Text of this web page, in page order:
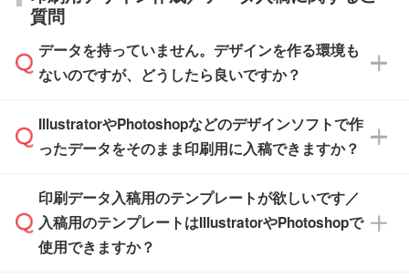
ル」に注文予定日をご入力いただくと、おおよ
その締切日や出荷目安をご確認いただけます。
品が決まりましたらお早めのご発注をお願いい
たします。
※土日祝日を除く営業日換算です。
※沖縄・離島は追加日数がかかります。
※最短出荷日は商品によって異なります。各商
品ページにてご確認ください
【袋入り】 商品がひとつずつ袋に入っていま
す。(透明袋、デザイン袋など)
【個包装なし】 個包装がされていない状態で
※化粧箱から白箱への入れ替えや、オリジナル
箱の作成は原則承っておりません。
直接納品は行っておりませんので予めご了承く
ださい。
質問
データを持っていません。デザインを作る環境も
ないのですが、どうしたら良いですか？
無料の「デザインシミュレーター」を使えば、
PCやスマホから簡単にデザインを作成できま
ザインソフトがなくても安心です。
また、「データ作成サービス
IllustratorやPhotoshopなどのデザインソフトで作
ったデータをそのまま印刷用に入稿できますか？
IllustratorやPhotoshop、CLIP STUDIOなどのデ
ザインソフトでこだわりのデザインを作成した
い方は、完全データ入稿
印刷データ入稿用のテンプレートが欲しいです／
入稿用のテンプレートはIllustratorやPhotoshopで
使用できますか？